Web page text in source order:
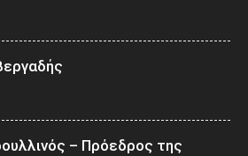
– Πρόεδρος της